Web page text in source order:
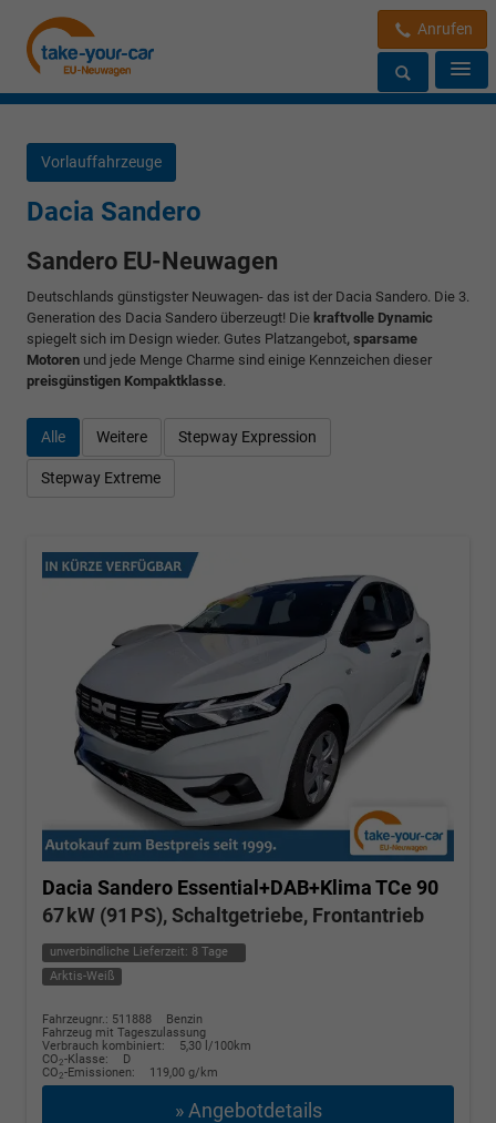
Anrufen
Vorlauffahrzeuge
Dacia Sandero
Sandero EU-Neuwagen
Deutschlands günstigster Neuwagen- das ist der Dacia Sandero. Die 3.
Generation des Dacia Sandero überzeugt! Die kraftvolle Dynamic
spiegelt sich im Design wieder. Gutes Platzangebot, sparsame
Motoren und jede Menge Charme sind einige Kennzeichen dieser
preisgünstigen Kompaktklasse
Alle Weitere Stepway Expression
Stepway Extreme
Dacia Sandero Essential+DAB+Klima TCe 90
67 kW (91 PS), Schaltgetriebe, Frontantrieb
unverbindliche Lieferzeit: 8 Tage
Arktis-Weiß
Fahrzeugnr.: 511888
Benzin
Fahrzeug mit Tageszulassung
Verbrauch kombiniert:
5,30 l/100km
CO2-Klasse:
D
CO2-Emissionen: 119,00 g/km
» Angebotdetails